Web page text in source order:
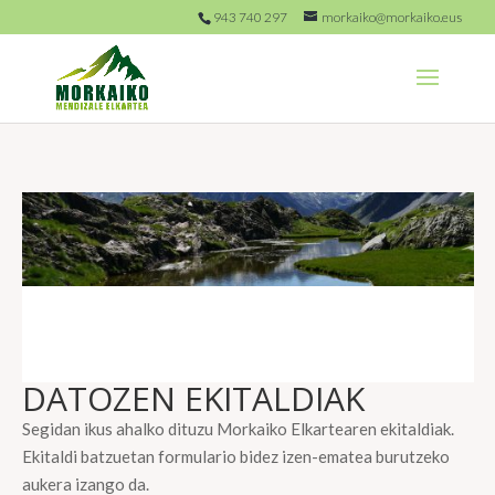
943 740 297 morkaiko@morkaiko.eus
DATOZEN EKITALDIAK
Segidan ikus ahalko dituzu Morkaiko Elkartearen ekitaldiak.
Ekitaldi batzuetan formulario bidez izen-ematea burutzeko
aukera izango da.